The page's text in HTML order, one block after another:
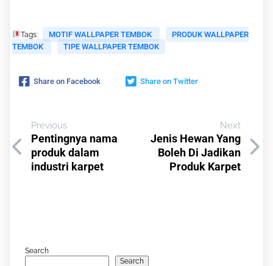
Tags: MOTIF WALLPAPER TEMBOK
PRODUK WALLPAPER
TEMBOK
TIPE WALLPAPER TEMBOK
Share on Facebook Share on Twitter
Previous
Pentingnya nama
produk dalam
industri karpet
Next
Jenis Hewan Yang
Boleh Di Jadikan
Produk Karpet
Search
Search